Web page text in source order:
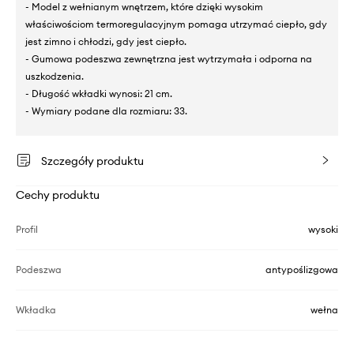
- Model z wełnianym wnętrzem, które dzięki wysokim
właściwościom termoregulacyjnym pomaga utrzymać ciepło, gdy
jest zimno i chłodzi, gdy jest ciepło.
- Gumowa podeszwa zewnętrzna jest wytrzymała i odporna na
uszkodzenia.
- Długość wkładki wynosi: 21 cm.
- Wymiary podane dla rozmiaru: 33.
Szczegóły produktu
Cechy produktu
Profil wysoki
Podeszwa antypoślizgowa
Wkładka wełna